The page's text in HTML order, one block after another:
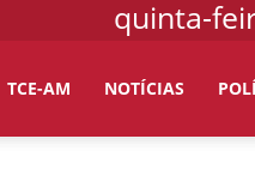
quinta-
TCE-AM NOTÍCIAS